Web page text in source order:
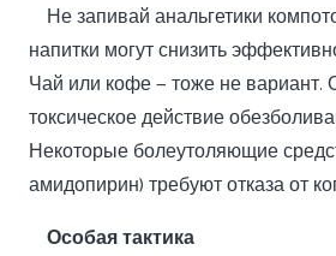
Не запивай анальгетики
напитки могут снизить
Чай или кофе — тоже не вариант.
токсическое действие
Некоторые болеутоляющие
амидопирин) требуют отказа от
Особая тактика